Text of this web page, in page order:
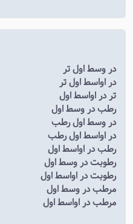
در وسط اول تر
در اواسط اول تر
تر در اواسط اول
رطب در وسط اول
در وسط اول رطب
در اواسط اول رطب
رطب در اواسط اول
رطوبت در وسط اول
رطوبت در اواسط اول
مرطب در وسط اول
مرطب در اواسط اول